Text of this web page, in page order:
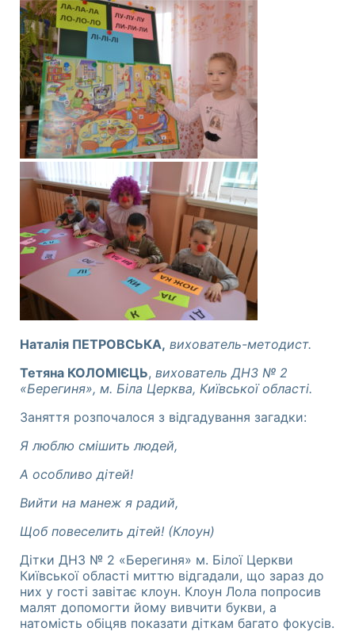
Наталія ПЕТРОВСЬКА, вихователь-методист.
Тетяна КОЛОМІЄЦЬ, вихователь ДНЗ № 2
«Берегиня», м. Біла Церква, Київської області.
Заняття розпочалося з відгадування загадки:
Я люблю смішить людей,
А особливо дітей!
Вийти на манеж я радий,
Щоб повеселить дітей! (Клоун)
Дітки ДНЗ № 2 «Берегиня» м. Білої Церкви
Київської області миттю відгадали, що зараз до
них у гості завітає клоун. Клоун Лола попросив
малят допомогти йому вивчити букви, а
натомість обіцяв показати діткам багато фокусів.